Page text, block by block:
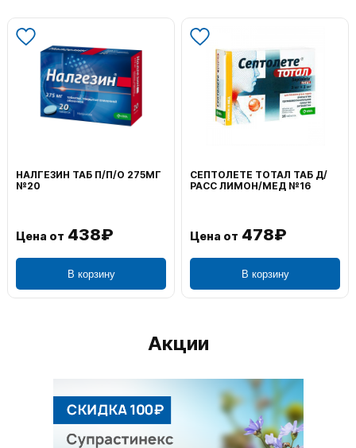
НАЛГЕЗИН ТАБ П/П/О 275МГ
№20
Цена от 438₽
В корзину
СЕПТОЛЕТЕ ТОТАЛ ТАБ Д/
РАСС ЛИМОН/МЕД №16
Цена от 478₽
В корзину
Акции